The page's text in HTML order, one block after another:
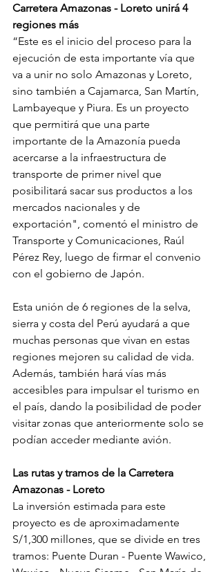
Carretera Amazonas - Loreto unirá 4
regiones más
“Este es el inicio del proceso para la
ejecución de esta importante vía que
va a unir no solo Amazonas y Loreto,
sino también a Cajamarca, San Martín,
Lambayeque y Piura. Es un proyecto
que permitirá que una parte
importante de la Amazonía pueda
acercarse a la infraestructura de
transporte de primer nivel que
posibilitará sacar sus productos a los
mercados nacionales y de
exportación", comentó el ministro de
Transporte y Comunicaciones, Raúl
Pérez Rey, luego de firmar el convenio
con el gobierno de Japón.
Esta unión de 6 regiones de la selva,
sierra y costa del Perú ayudará a que
muchas personas que vivan en estas
regiones mejoren su calidad de vida.
Además, también hará vías más
accesibles para impulsar el turismo en
el país, dando la posibilidad de poder
visitar zonas que anteriormente solo se
podían acceder mediante avión.
Las rutas y tramos de la Carretera
Amazonas - Loreto
La inversión estimada para este
proyecto es de aproximadamente
S/1,300 millones, que se divide en tres
tramos: Puente Duran - Puente Wawico,